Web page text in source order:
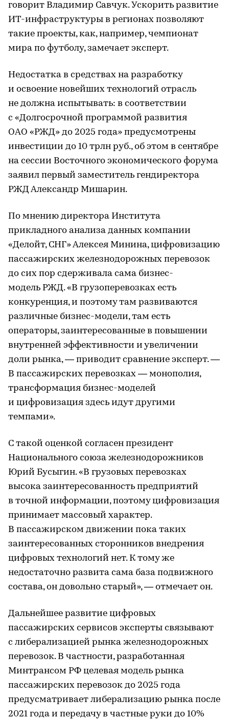
говорит Владимир Савчук. Ускорить развитие
ИТ-инфраструктуры в регионах позволяют
такие проекты, как, например, чемпионат
мира по футболу, замечает эксперт.
Недостатка в средствах на разработку
и освоение новейших технологий отрасль
не должна испытывать: в соответствии
с «Долгосрочной программой развития
ОАО «РЖД» до 2025 года» предусмотрены
инвестиции до 10 трлн руб., об этом в сентябре
на сессии Восточного экономического форума
заявил первый заместитель гендиректора
РЖД Александр Мишарин.
По мнению директора Института
прикладного анализа данных компании
«Делойт, СНГ» Алексея Минина, цифровизацию
пассажирских железнодорожных перевозок
до сих пор сдерживала сама бизнес-
модель РЖД. «В грузоперевозках есть
конкуренция, и поэтому там развиваются
различные бизнес-модели, там есть
операторы, заинтересованные в повышении
внутренней эффективности и увеличении
доли рынка, — приводит сравнение эксперт. —
В пассажирских перевозках — монополия,
трансформация бизнес-моделей
и цифровизация здесь идут другими
темпами».
С такой оценкой согласен президент
Национального союза железнодорожников
Юрий Бусыгин. «В грузовых перевозках
высока заинтересованность предприятий
в точной информации, поэтому цифровизация
принимает массовый характер.
В пассажирском движении пока таких
заинтересованных сторонников внедрения
цифровых технологий нет. К тому же
недостаточно развита сама база подвижного
состава, он довольно старый», — отмечает он.
Дальнейшее развитие цифровых
пассажирских сервисов эксперты связывают
с либерализацией рынка железнодорожных
перевозок. В частности, разработанная
Минтрансом РФ целевая модель рынка
пассажирских перевозок до 2025 года
предусматривает либерализацию рынка после
2021 года и передачу в частные руки до 10%